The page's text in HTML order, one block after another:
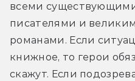
всеми
писателями и
романами. Если
книжное, то герои
скажут. Если